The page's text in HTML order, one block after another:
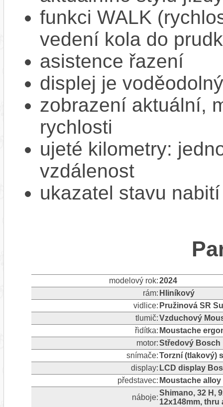
funkci WALK
vedení kola do
asistence řazení
displej je voděodolný
zobrazení aktuální,
rychlosti
ujeté kilometry:
vzdálenost
ukazatel stavu
modelový rok:2024
rám: Hliníkový
vidlice: Pružinová SR
tlumič:Vzduchový
řidítka: Moustache
motor:Středový Bosch
snímače:Torzní (tlakový)
display: LCD display
představec: Moustache
náboje:
Shimano, 32 H,
12x148mm, thru